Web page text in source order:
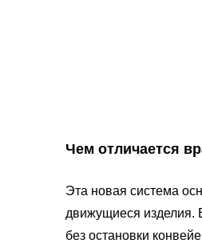
Чем отличается
Эта новая система
движущиеся изделия.
без остановки